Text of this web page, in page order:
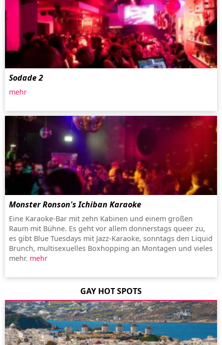
Sodade 2
mehr
Monster Ronson's Ichiban Karaoke
Eine Karaoke-Bar mit zehn Kabinen und einem großen
Raum mit Bühne. Es geht vor allem donnerstags queer zu,
es gibt Blue Tuesdays mit Jazz-Karaoke, sonntags den Liquid
Brunch, multisexuelles Boxhopping an Montagen und vieles
mehr. mehr
GAY HOT SPOTS